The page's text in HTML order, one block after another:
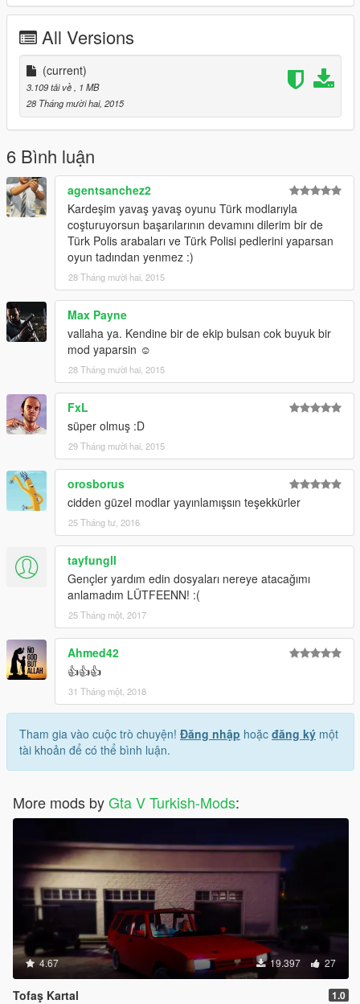
All Versions
(current)
3.109 tải về
, 1 MB
28 Tháng mười hai, 2015
6 Bình luận
agentsanchez2
Kardeşim yavaş yavaş oyunu Türk modlarıyla
coşturuyorsun başarılarının devamını dilerim bir de
Türk Polis arabaları ve Türk Polisi pedlerini yaparsan
oyun tadından yenmez :)
28 Tháng mười hai, 2015
Max Payne
vallaha ya. Kendine bir de ekip bulsan cok buyuk bir
mod yaparsin ☺
28 Tháng mười hai, 2015
FxL
süper olmuş :D
29 Tháng mười hai, 2015
orosborus
cidden güzel modlar yayınlamışsın teşekkürler
25 Tháng tư, 2016
tayfungll
Gençler yardım edin dosyaları nereye atacağımı
anlamadım LÜTFEENN! :(
25 Tháng một, 2017
Ahmed42
👍👍👍
31 Tháng một, 2018
Tham gia vào cuộc trò chuyện! Đăng nhập hoặc đăng ký một
tài khoản để có thể bình luận.
More mods byGta V Turkish-Mods:
4.67 19.397 27
Tofaş Kartal 1.0